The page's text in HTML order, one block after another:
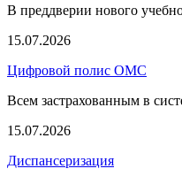
В преддверии нового
15.07.2026
Цифровой полис ОМС
Всем застрахованным в
15.07.2026
Диспансеризация